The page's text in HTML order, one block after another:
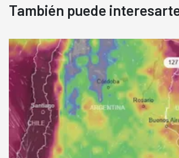
También puede